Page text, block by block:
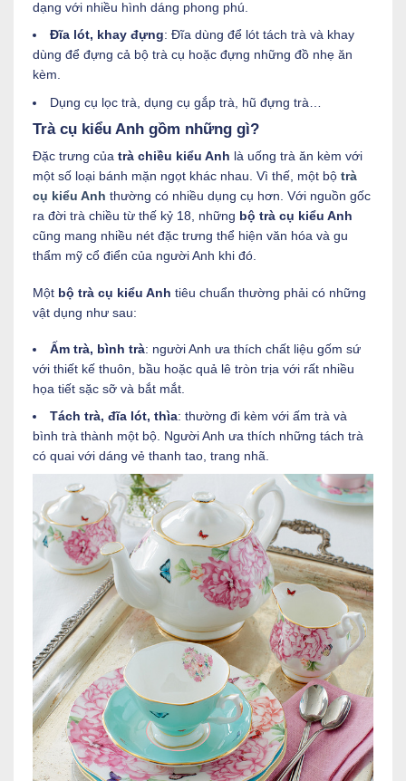
dạng với nhiều hình dáng phong phú.
Đĩa lót, khay đựng: Đĩa dùng để lót tách trà và khay
dùng để đựng cả bộ trà cụ hoặc đựng những đồ nhẹ ăn
kèm.
Dụng cụ lọc trà, dụng cụ gắp trà, hũ đựng trà…
Trà cụ kiểu Anh gồm những gì?
Đặc trưng của trà chiều kiểu Anh là uống trà ăn kèm với
một số loại bánh mặn ngọt khác nhau. Vì thế, một bộ trà
cụ kiểu Anh thường có nhiều dụng cụ hơn. Với nguồn gốc
ra đời trà chiều từ thế kỷ 18, những bộ trà cụ kiểu Anh
cũng mang nhiều nét đặc trưng thể hiện văn hóa và gu
thẩm mỹ cổ điển của người Anh khi đó.
Một bộ trà cụ kiểu Anh tiêu chuẩn thường phải có những
vật dụng như sau:
Ấm trà, bình trà: người Anh ưa thích chất liệu gốm sứ
với thiết kế thuôn, bầu hoặc quả lê tròn trịa với rất nhiều
họa tiết sặc sỡ và bắt mắt.
Tách trà, đĩa lót, thìa: thường đi kèm với ấm trà và
bình trà thành một bộ. Người Anh ưa thích những tách trà
có quai với dáng vẻ thanh tao, trang nhã.